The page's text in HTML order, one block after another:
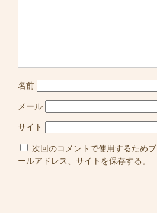
名前
メール
サイト
次回のコメントで使用するため
ールアドレス、サイトを保存する。